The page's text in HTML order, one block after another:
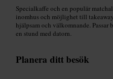
Specialkaffe och en populär
inomhus och möjlighet till
hjälpsam och välkomnande.
en stund med datorn.
Planera ditt besök